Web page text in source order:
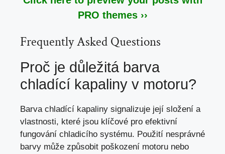
PRO themes ››
Frequently Asked Questions
Proč je důležitá barva
chladící kapaliny v motoru?
Barva chladící kapaliny signalizuje její složení a
vlastnosti, které jsou klíčové pro efektivní
fungování chladicího systému. Použití nesprávné
barvy může způsobit poškození motoru nebo